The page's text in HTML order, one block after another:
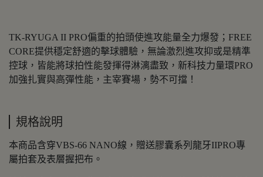
TK-RYUGA II PRO偏重的拍頭使進攻能量全力爆發；FREE
CORE提供穩定舒適的擊球體驗，無論激烈進攻抑或是精準
控球，皆能將球拍性能發揮得淋漓盡致，新科技力量環PRO
加強扎實與高彈性能，主宰賽場，勢不可擋！
規格說明
本商品含穿VBS-66 NANO線，贈送膠囊系列龍牙IIPRO專
屬拍套及表層握把布。